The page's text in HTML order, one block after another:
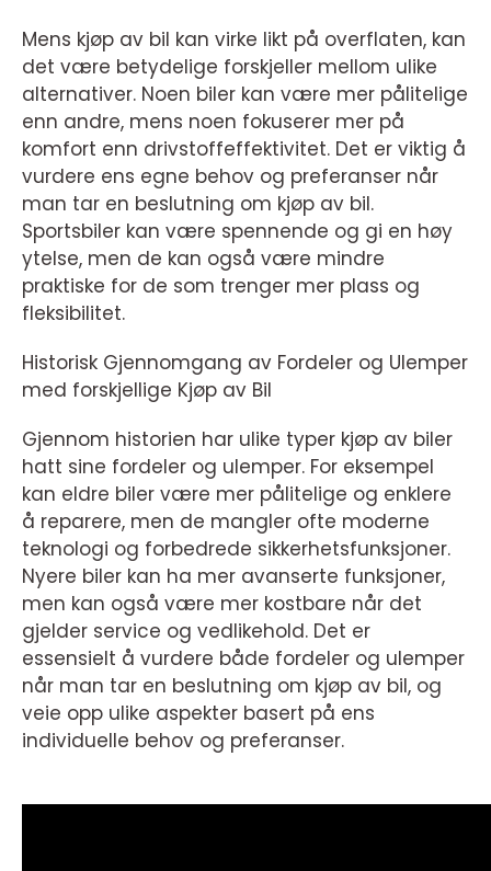
Mens kjøp av bil kan virke likt på overflaten, kan
det være betydelige forskjeller mellom ulike
alternativer. Noen biler kan være mer pålitelige
enn andre, mens noen fokuserer mer på
komfort enn drivstoffeffektivitet. Det er viktig å
vurdere ens egne behov og preferanser når
man tar en beslutning om kjøp av bil.
Sportsbiler kan være spennende og gi en høy
ytelse, men de kan også være mindre
praktiske for de som trenger mer plass og
fleksibilitet.
Historisk Gjennomgang av Fordeler og Ulemper
med forskjellige Kjøp av Bil
Gjennom historien har ulike typer kjøp av biler
hatt sine fordeler og ulemper. For eksempel
kan eldre biler være mer pålitelige og enklere
å reparere, men de mangler ofte moderne
teknologi og forbedrede sikkerhetsfunksjoner.
Nyere biler kan ha mer avanserte funksjoner,
men kan også være mer kostbare når det
gjelder service og vedlikehold. Det er
essensielt å vurdere både fordeler og ulemper
når man tar en beslutning om kjøp av bil, og
veie opp ulike aspekter basert på ens
individuelle behov og preferanser.